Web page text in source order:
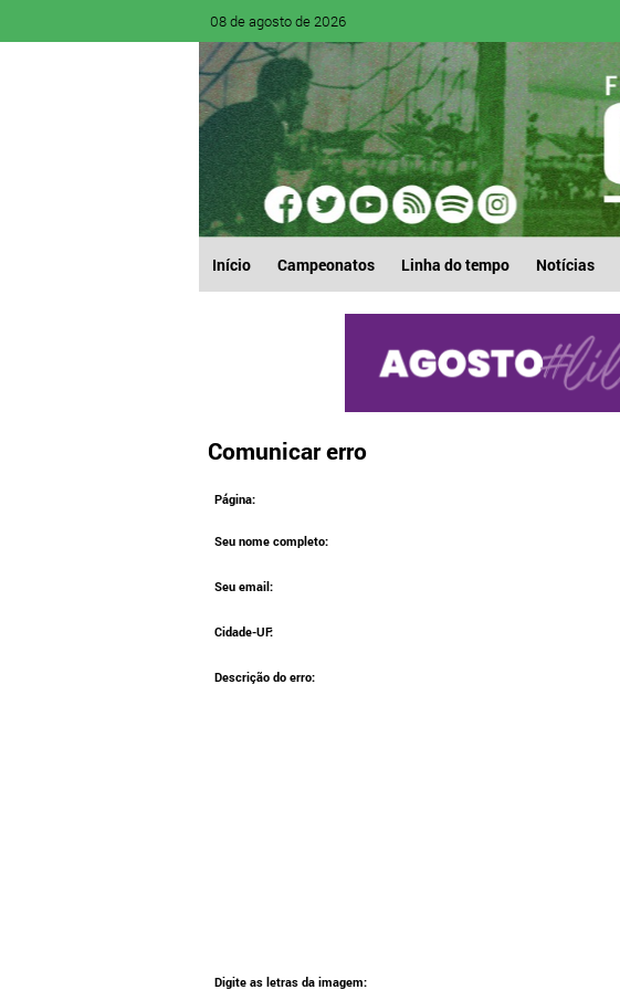
08 de agosto de 2026
Início Campeonatos Linha do tempo Notícias
Comunicar erro
Página:
Seu nome completo:
Seu email:
Cidade-UF:
Descrição do erro:
Digite as letras da imagem: